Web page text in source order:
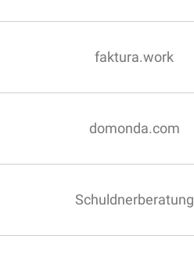
faktura.work
domonda.com
Schuldnerberatung